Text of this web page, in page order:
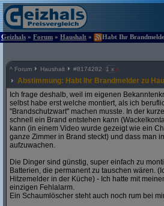
Geizhals » Forum » Haushalt » Habt Ihr
^ Forum Haushalt #8174282 1 x
Abstimmung: Habt Ihr Brandmelder zu
Ich frage deshalb, weil im eigenen
selbst habe erst welche montiert, als ich
"Brandschutzwart" machen musste. In der
schnell ein Brand entstehen kann
kann (in einem Video wurde gezeigt wie ein
ganze Zimmer in Brand steckt) und dass man
aufzuwachen.
Die Dinger sind günstig, super einfach zu
Batterien, die permanent zu tauschen wären.
Hitzemelder in der Küche) - Ich hatte mit
einzigen Fehlalarm.
Ein Schaumlöscher steht auch noch rum bei